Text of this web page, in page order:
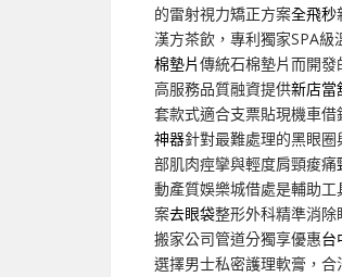
的雷射視力矯正方案全飛秒
漢方茶飲，專利獨家SPA級
棉墊片傳統石棉墊片而開
高服務品質融資提供新店當
套款式適合支票貼現機車借
神器針對最難處理的黑眼
部肌肉痙攣與輕度肩頸痠痛
動產質娛樂城借處是輔助
案去眼袋整形外科精準消
搬家公司管道分獨享優惠台
選擇男士私密護理軟膏，